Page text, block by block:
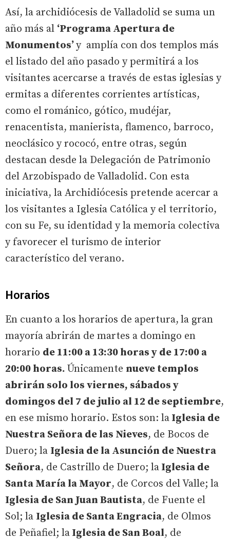
Así, la archidiócesis de Valladolid se suma un
año más al ‘Programa Apertura de
Monumentos’y amplía con dos templos más
el listado del año pasado y permitirá a los
visitantes acercarse a través de estas iglesias y
ermitas a diferentes corrientes artísticas,
como el románico, gótico, mudéjar,
renacentista, manierista, flamenco, barroco,
neoclásico y rococó, entre otras, según
destacan desde la Delegación de Patrimonio
del Arzobispado de Valladolid. Con esta
iniciativa, la Archidiócesis pretende acercar a
los visitantes a Iglesia Católica y el territorio,
con su Fe, su identidad y la memoria colectiva
y favorecer el turismo de interior
característico del verano.
Horarios
En cuanto a los horarios de apertura, la gran
mayoría abrirán de martes a domingo en
horario de 11:00 a 13:30 horas y de 17:00 a
20:00 horas. Únicamente nueve templos
abrirán solo los viernes, sábados y
domingos del 7 de julio al 12 de septiembre,
en ese mismo horario. Estos son: la Iglesia de
Nuestra Señora de las Nieves, de Bocos de
Duero; la Iglesia de la Asunción de Nuestra
Señora, de Castrillo de Duero; la Iglesia de
Santa María la Mayor, de Corcos del Valle; la
Iglesia de San Juan Bautista, de Fuente el
Sol; la Iglesia de Santa Engracia, de Olmos
de Peñafiel; la Iglesia de San Boal, de